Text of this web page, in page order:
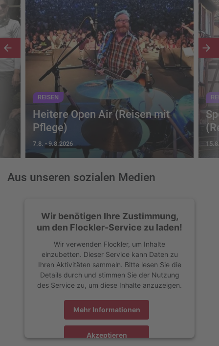
REISEN
Heitere Open Air (Reisen mit
Pflege)
7.8. - 9.8.2026
Aus unseren sozialen Medien
Wir benötigen Ihre Zustimmung,
um den Flockler-Service zu laden!
Wir verwenden Flockler, um Inhalte
einzubetten. Dieser Service kann Daten zu
Ihren Aktivitäten sammeln. Bitte lesen Sie die
Details durch und stimmen Sie der Nutzung
des Service zu, um diese Inhalte anzuzeigen.
Mehr Informationen
Akzeptieren